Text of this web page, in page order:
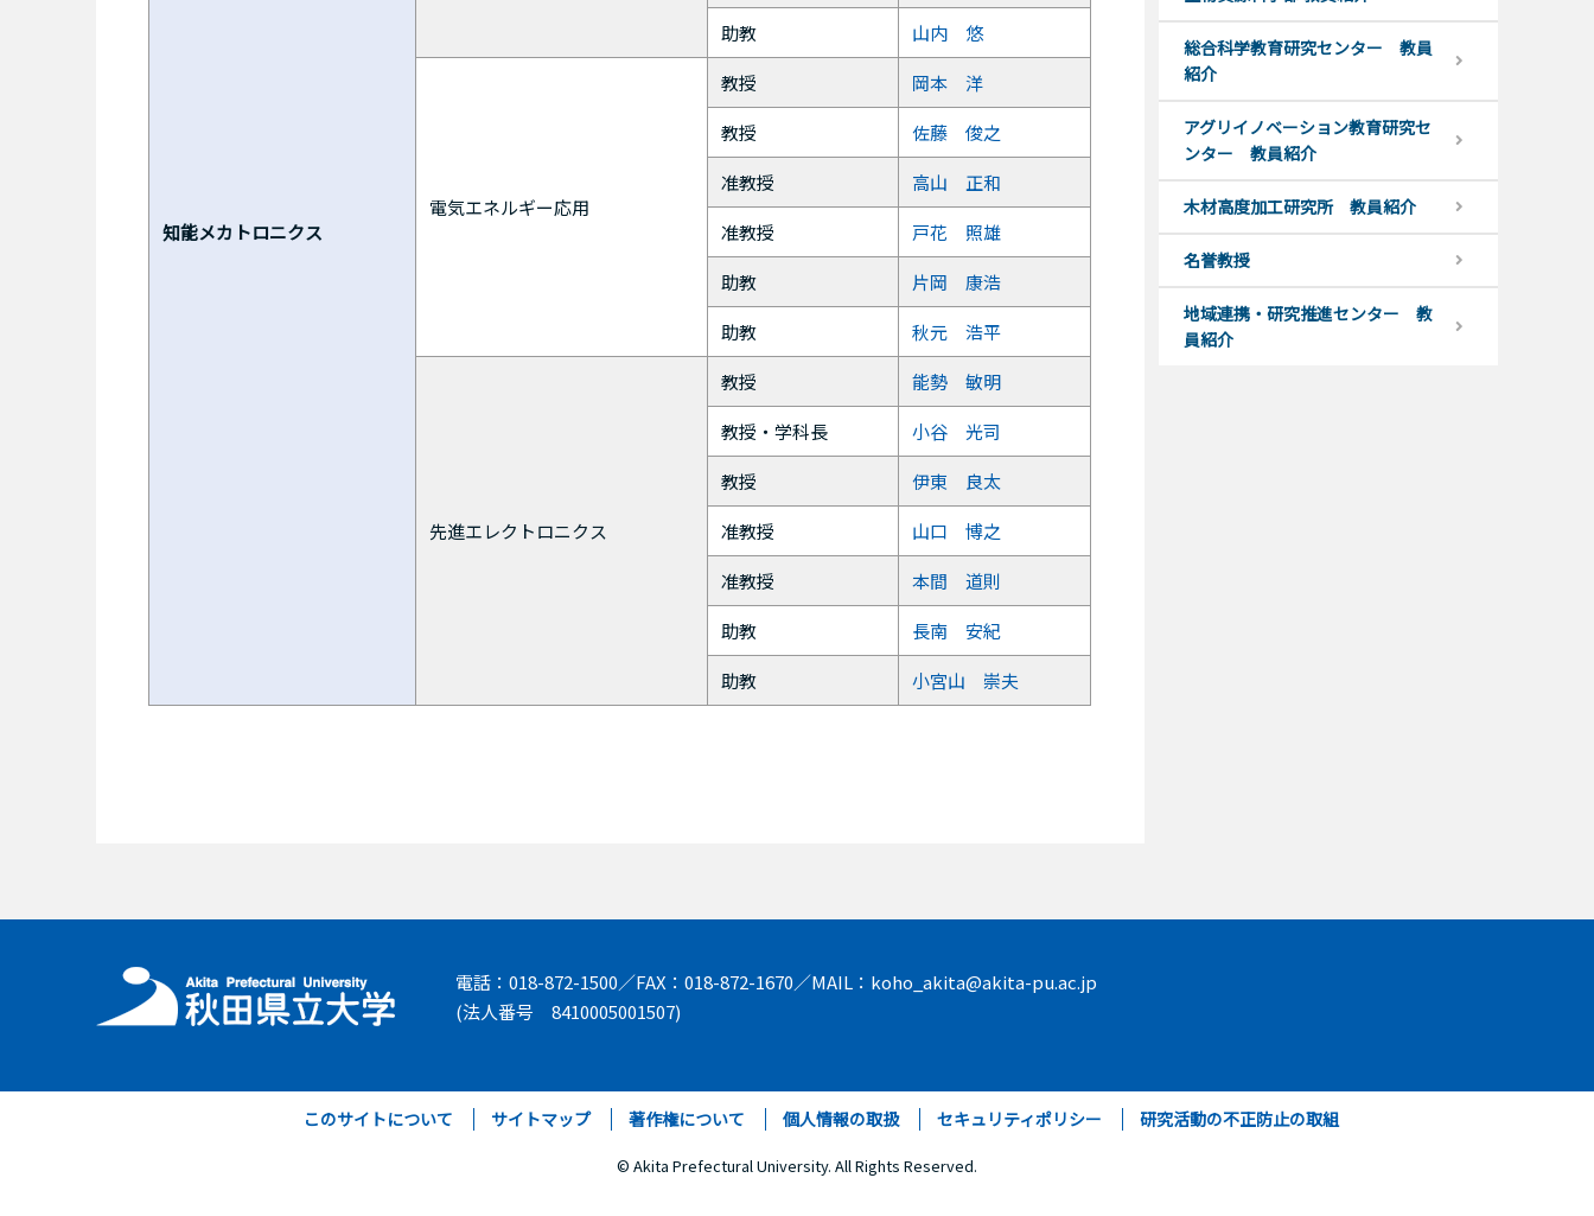
知能メカトロニクス
助教
山内 悠
電気エネルギー応用
教授
岡本 洋
教授
佐藤 俊之
准教授
高山 正和
准教授
戸花 照雄
助教
片岡 康浩
助教
秋元 浩平
先進エレクトロニクス
教授
能勢 敏明
教授・学科長
小谷 光司
教授
伊東 良太
准教授
山口 博之
准教授
本間 道則
助教
長南 安紀
助教
小宮山 崇夫
総合科学教育研究センター 教員
紹介
アグリイノベーション教育研究セ
ンター 教員紹介
木材高度加工研究所 教員紹介
名誉教授
地域連携・研究推進センター 教
員紹介
電話：018-872-1500／FAX：018-872-1670／MAIL：koho_akita@akita-pu.ac.jp
(法人番号 8410005001507)
このサイトについて サイトマップ 著作権について 個人情報の取扱 セキュリティポリシー 研究活動の不正防止の取組
© Akita Prefectural University. All Rights Reserved.